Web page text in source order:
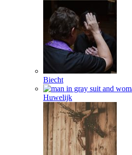
Biecht
Huwelijk